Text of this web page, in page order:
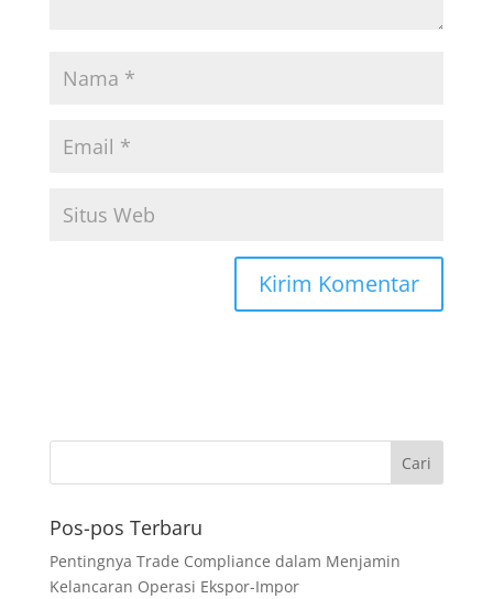
Pos-pos Terbaru
Pentingnya Trade Compliance dalam Menjamin
Kelancaran Operasi Ekspor-Impor